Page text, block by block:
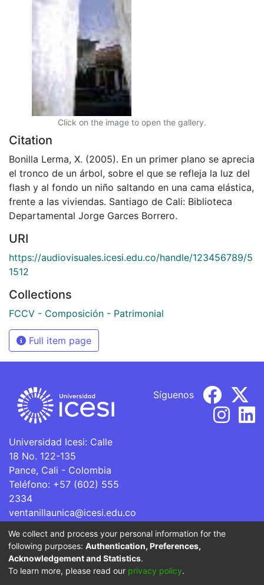
Click on the image to open the gallery.
Citation
Bonilla Lerma, X. (2005). En un primer plano se aprecia
el tronco de un árbol, sobre el que se refleja la luz del
flash y al fondo un niño saltando en una cama elástica,
frente a las viviendas. Santiago de Cali: Biblioteca
Departamental Jorge Garces Borrero.
URI
https://audiovisuales.icesi.edu.co/handle/123456789/5
1512
Collections
FCCV - Composición - Patrimonial
Full item page
Universidad Icesi: Calle
18 No. 122-135
Pance, Cali - Colombia
Teléfono: +57 (602) 555
2334
ventanillaunica@icesi.edu.co
Síguenos
La Universidad Icesi es una Institución de Educación
Superior que se encuentra sujeta a inspección y vigilancia
por parte del Ministerio de Educación Nacional.
We collect and process your personal information for the
following purposes: Authentication, Preferences,
Acknowledgement and Statistics.
To learn more, please read our privacy policy.